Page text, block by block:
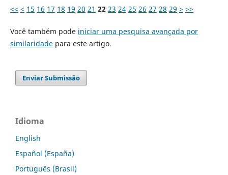
<< < 15 16 17 18 19 20 21 22 23 24 25 26 27 28 29 > >>
Você também pode iniciar uma pesquisa avançada por
similaridadepara este artigo.
Enviar Submissão
Idioma
English
Español (España)
Português (Brasil)